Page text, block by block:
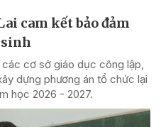
cam kết bảo đảm
sinh
cơ sở giáo dục công lập,
dựng phương án tổ chức lại
học 2026 - 2027.